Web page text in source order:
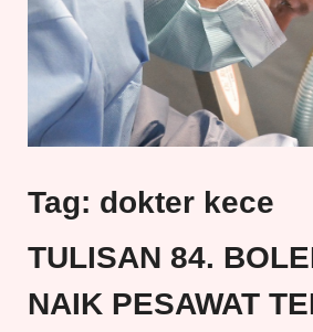
Tag: dokter kece
TULISAN 84.
NAIK PESAWAT